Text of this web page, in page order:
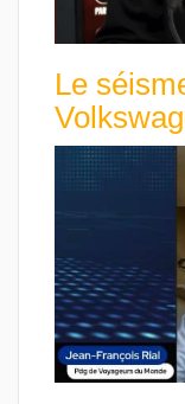
Le